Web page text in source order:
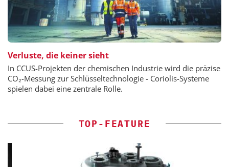
Verluste, die keiner sieht
In CCUS-Projekten der chemischen Industrie wird die präzise
CO₂-Messung zur Schlüsseltechnologie - Coriolis-Systeme
spielen dabei eine zentrale Rolle.
TOP-FEATURE